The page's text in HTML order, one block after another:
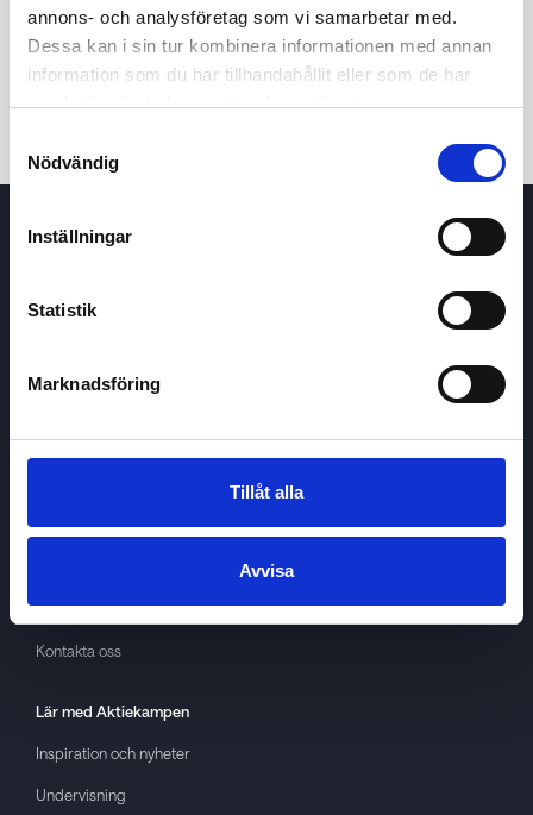
annons- och analysföretag som vi samarbetar med.
Dessa kan i sin tur kombinera informationen med annan
information som du har tillhandahållit eller som de har
samlat in när du har använt deras tjänster.
Nödvändig
Inställningar
Statistik
Marknadsföring
Tillåt alla
Avvisa
Köp / Sälj
OmAktiekampen
About cookies
GDPR
Kontakta oss
Lär med Aktiekampen
Inspiration och nyheter
Undervisning